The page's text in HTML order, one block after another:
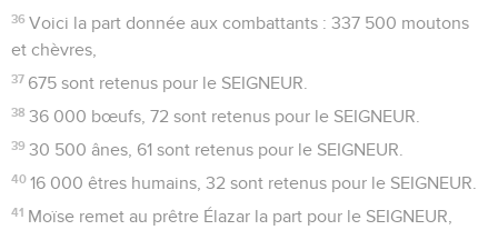
36 Voici la part donnée aux combattants : 337 500 moutons
et chèvres,
37 675 sont retenus pour le SEIGNEUR.
38 36 000 bœufs, 72 sont retenus pour le SEIGNEUR.
39 30 500 ânes, 61 sont retenus pour le SEIGNEUR.
40 16 000 êtres humains, 32 sont retenus pour le SEIGNEUR.
41 Moïse remet au prêtre Élazar la part pour le SEIGNEUR,